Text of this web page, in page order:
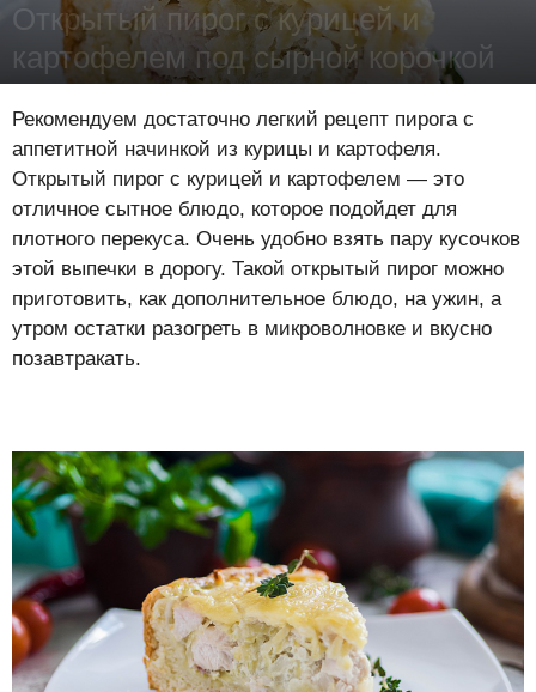
Открытый пирог с курицей и
картофелем под сырной корочкой
Рекомендуем достаточно легкий рецепт пирога с
аппетитной начинкой из курицы и картофеля.
Открытый пирог с курицей и картофелем — это
отличное сытное блюдо, которое подойдет для
плотного перекуса. Очень удобно взять пару кусочков
этой выпечки в дорогу. Такой открытый пирог можно
приготовить, как дополнительное блюдо, на ужин, а
утром остатки разогреть в микроволновке и вкусно
позавтракать.